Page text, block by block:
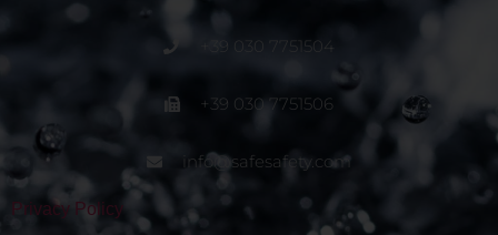
+39 030 7751504
+39 030 7751506
info@safesafety.com
Privacy Policy